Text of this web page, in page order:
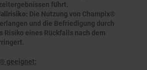
führt.
Die Nutzung von Champix®
und die Befriedigung durch
Risiko eines Rückfalls nach dem
geeignet: